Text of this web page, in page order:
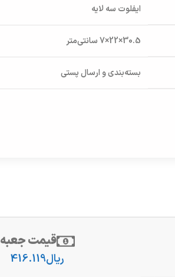
ایفلوت سه لایه
30.5×22×7 سانتی‌متر
بسته‌بندی و ارسال پستی
قیمت جعبه
ریال416.119